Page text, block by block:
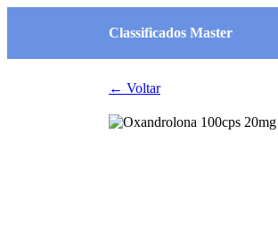
Classificados Master
← Voltar